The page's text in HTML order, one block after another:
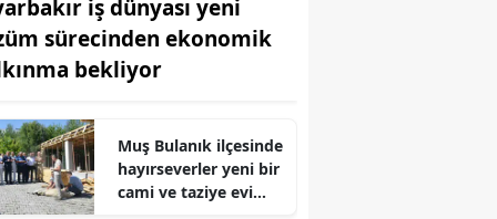
Çankırı
Çorum
Diyarbakır
Edirne
iş dünyası yeni
sürecinden ekonomik
bekliyor
Muş Bulanık ilçesinde
hayırseverler yeni bir
cami ve taziye evi